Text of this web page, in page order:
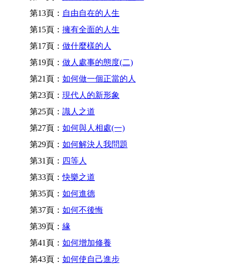
第13頁： 自由自在的人生
第15頁： 擁有全面的人生
第17頁： 做什麼樣的人
第19頁： 做人處事的態度(二)
第21頁： 如何做一個正當的人
第23頁： 現代人的新形象
第25頁： 識人之道
第27頁： 如何與人相處(一)
第29頁： 如何解決人我問題
第31頁： 四等人
第33頁：快樂之道
第35頁： 如何進德
第37頁： 如何不後悔
第39頁： 緣
第41頁： 如何增加修養
第43頁： 如何使自己進步